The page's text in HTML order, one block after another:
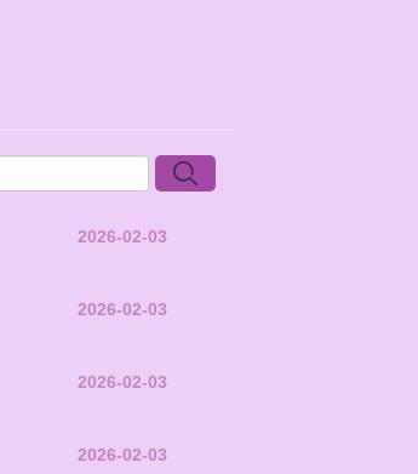
2026-02-03
2026-02-03
2026-02-03
2026-02-03